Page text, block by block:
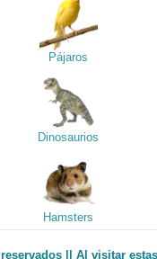
Pájaros
Dinosaurios
Hamsters
|| Al visitar